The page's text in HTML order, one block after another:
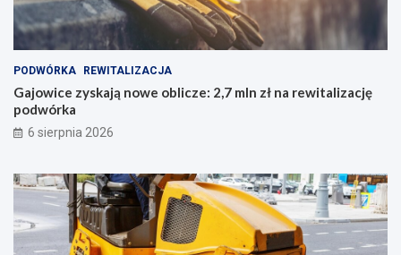
PODWÓRKA REWITALIZACJA
Gajowice zyskają nowe oblicze: 2,7 mln zł na rewitalizację
podwórka
6 sierpnia 2026